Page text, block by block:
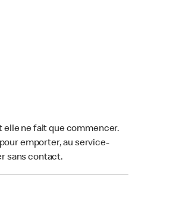
elle ne fait que commencer.
emporter, au service-
sans contact.